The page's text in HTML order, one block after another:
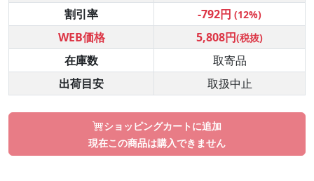
割引率 -792円 (12%)
WEB価格 5,808円(税抜)
在庫数
取寄品
出荷目安
取扱中止
ショッピングカートに追加
現在この商品は購入できません